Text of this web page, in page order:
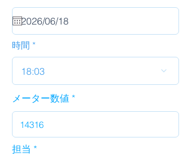
u
i
d
時間
18:03
メーター数値
担当